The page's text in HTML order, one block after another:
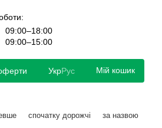
09:00–18:00
09:00–15:00
УкрРус Мій кошик
спочатку дорожчі за назвою